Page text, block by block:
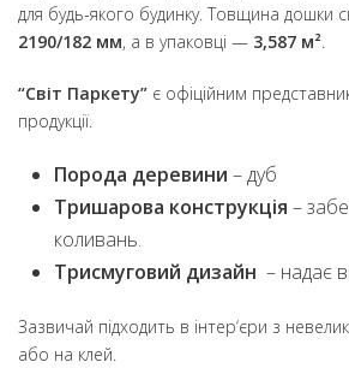
для будь-якого будинку. Товщина дошки
2190/182 мм, а в упаковці — 3,587 м².
“Світ Паркету” є офіційним
продукції.
Порода деревини – дуб
Тришарова конструкція –
коливань.
Трисмуговий дизайн – надає
Зазвичай підходить в інтер‘єри з
або на клей.